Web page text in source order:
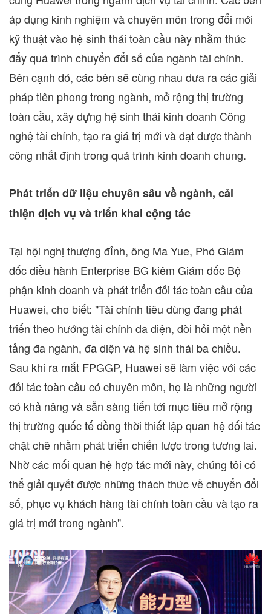
áp dụng kinh nghiệm và chuyên môn trong đổi mới
kỹ thuật vào hệ sinh thái toàn cầu này nhằm thúc
đẩy quá trình chuyển đổi số của ngành tài chính.
Bên cạnh đó, các bên sẽ cùng nhau đưa ra các giải
pháp tiên phong trong ngành, mở rộng thị trường
toàn cầu, xây dựng hệ sinh thái kinh doanh Công
nghệ tài chính, tạo ra giá trị mới và đạt được thành
công nhất định trong quá trình kinh doanh chung.
Phát triển dữ liệu chuyên sâu về ngành, cải
thiện dịch vụ và triển khai cộng tác
Tại hội nghị thượng đỉnh, ông Ma Yue, Phó Giám
đốc điều hành Enterprise BG kiêm Giám đốc Bộ
phận kinh doanh và phát triển đối tác toàn cầu của
Huawei, cho biết: "Tài chính tiêu dùng đang phát
triển theo hướng tài chính đa diện, đòi hỏi một nền
tảng đa ngành, đa diện và hệ sinh thái ba chiều.
Sau khi ra mắt FPGGP, Huawei sẽ làm việc với các
đối tác toàn cầu có chuyên môn, họ là những người
có khả năng và sẵn sàng tiến tới mục tiêu mở rộng
thị trường quốc tế đồng thời thiết lập quan hệ đối tác
chặt chẽ nhằm phát triển chiến lược trong tương lai.
Nhờ các mối quan hệ hợp tác mới này, chúng tôi có
thể giải quyết được những thách thức về chuyển đổi
số, phục vụ khách hàng tài chính toàn cầu và tạo ra
giá trị mới trong ngành".